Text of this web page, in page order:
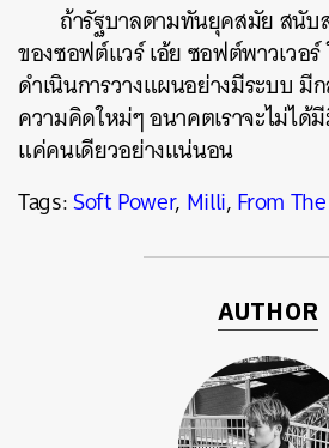
ถ้ารัฐบาลตามทันยุคสมัย สนับ
ของซอฟต์แวร์ เอ้ย ซอฟต์พาวเวอ
ดำเนินการวางแผนอย่างมีระบบ มี
ความคิดใหม่ๆ อนาคตเราจะไม่ได้
แค่คนเดียวอย่างแน่นอน
Tags:Soft Power, Milli,From
AUTHOR